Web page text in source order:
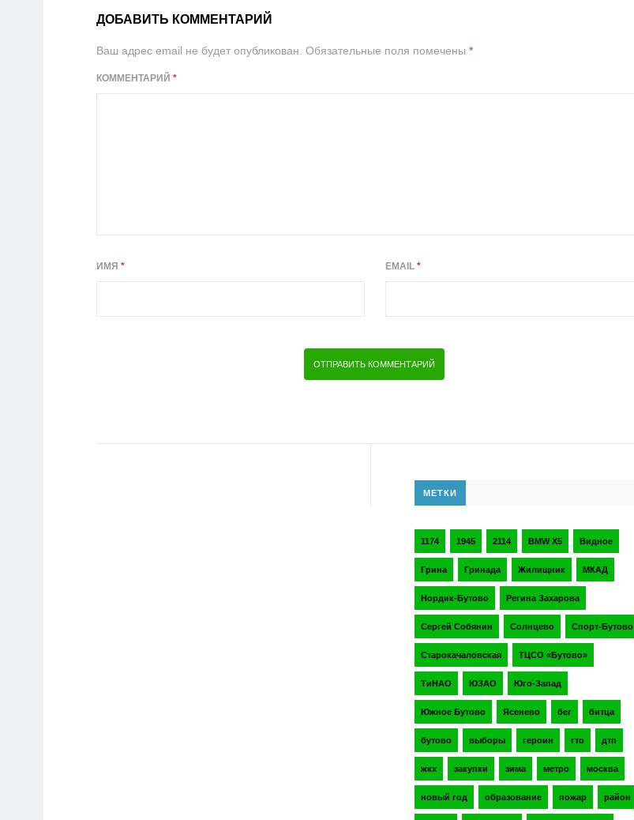
ДОБАВИТЬ КОММЕНТАРИЙ
Ваш адрес email не будет опубликован. Обязательные поля помечены *
КОММЕНТАРИЙ *
ИМЯ * EMAIL*
МЕТКИ
1174 1945 2114 BMW X5 Видное
Грина Гринада Жилищник МКАД
Нордик-Бутово Регина Захарова
Сергей Собянин Солнцево Спорт-Бутово
Старокачаловская ТЦСО «Бутово»
ТиНАО ЮЗАО Юго-Запад
Южное Бутово Ясенево бег битца
бутово выборы героин гто дтп
жкх закупки зима метро москва
новый год образование пожар район